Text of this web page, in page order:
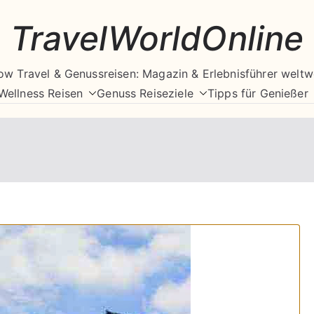
TravelWorldOnline
Travel & Genussreisen: Magazin & Erlebnisführer
Reisen
Genuss Reiseziele Tipps für Genießer